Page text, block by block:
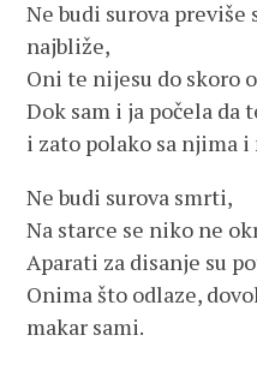
Ne budi surova
najbliže,
Oni te nijesu do skoro
Dok sam i ja počela da
i zato polako sa njima i
Ne budi surova smrti,
Na starce se niko ne
Aparati za disanje su
Onima što odlaze,
makar sami.